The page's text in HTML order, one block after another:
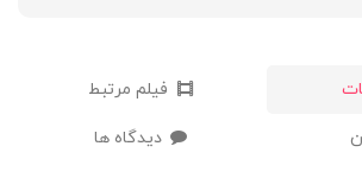
فیلم مرتبط
دیدگاه ها